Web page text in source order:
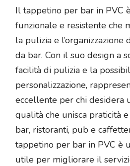
Il tappetino per bar in PVC
funzionale e resistente che
la pulizia e l’organizzazione
da bar. Con il suo design a
facilità di pulizia e la
personalizzazione,
eccellente per chi desidera
qualità che unisca praticità
bar, ristoranti, pub e
tappetino per bar in PVC è
utile per migliorare il